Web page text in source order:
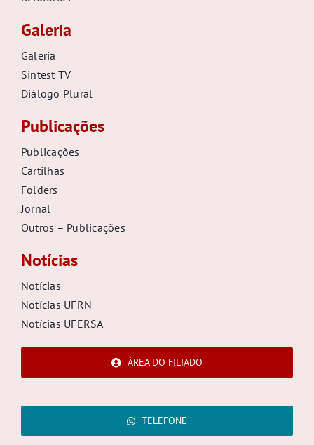
Galeria
Galeria
Sintest TV
Diálogo Plural
Publicações
Publicações
Cartilhas
Folders
Jornal
Outros – Publicações
Notícias
Notícias
Notícias UFRN
Notícias UFERSA
ÁREA DO FILIADO
TELEFONE